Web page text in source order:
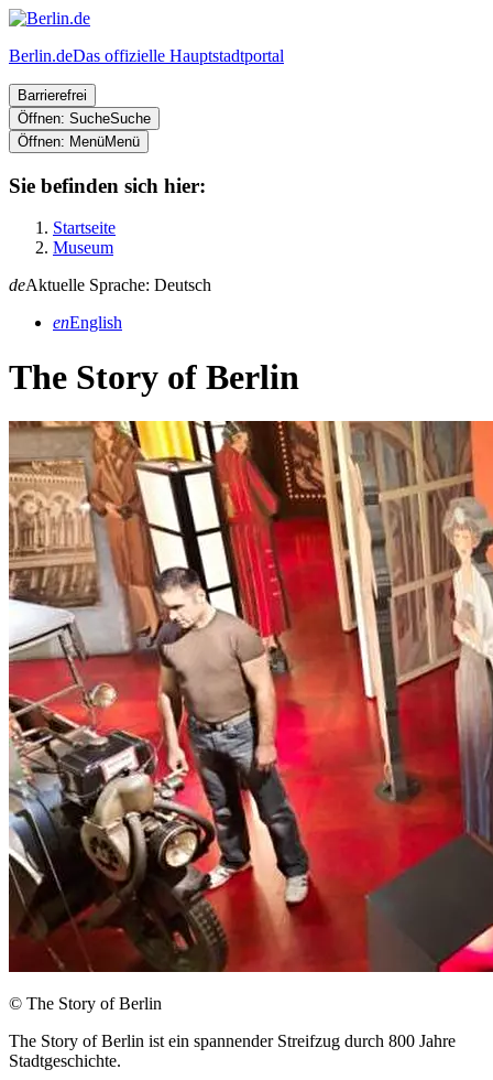
Berlin.deDas offizielle Hauptstadtportal
Barrierefrei
Öffnen: SucheSuche
Öffnen: MenüMenü
Sie befinden sich hier:
Startseite
Museum
deAktuelle Sprache: Deutsch
enEnglish
The Story of Berlin
© The Story of Berlin
The Story of Berlin ist ein spannender Streifzug durch 800 Jahre
Stadtgeschichte.